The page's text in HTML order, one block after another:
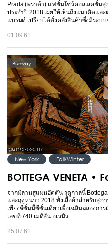
Prada (พราด้า) แฟชั่นโชว์คอลเลคชั่น
ประจำปี 2018 เผยให้เห็นถึงแนวคิดแ
แบรนด์ เปรียบได้ดั่งคลังสินค้าซึ่งมีระบบ
01.09.61
Runway
New York Fall/Winter
BOTTEGA VENETA •
จากมิลานสู่แมนฮัตตัน ฤดูกาลนี้ Bottega
และฤดูหนาว 2018 ทั้งเสื้อผ้าสำหรับสุ
เพียงซีซั่นนี้ซีซั่นเดียวเพื่อเฉลิมฉลองก
เลขที่ 740 เมดิสัน อเวนิว...
25.07.61